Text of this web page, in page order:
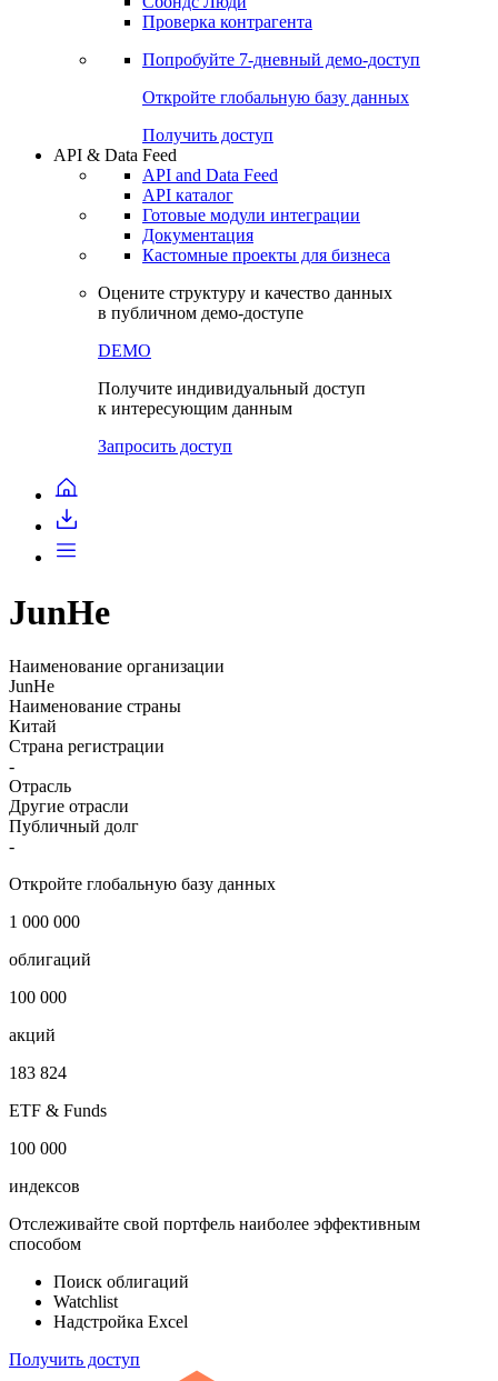
Проверка контрагента
Попробуйте 7-дневный демо-доступ
Откройте глобальную базу данных
Получить доступ
API & Data Feed
API and Data Feed
API каталог
Готовые модули интеграции
Документация
Кастомные проекты для бизнеса
Оцените структуру и качество данных
в публичном демо-доступе
DEMO
Получите индивидуальный доступ
к интересующим данным
Запросить доступ
JunHe
Наименование организации
JunHe
Наименование страны
Китай
Страна регистрации
-
Отрасль
Другие отрасли
Публичный долг
-
Откройте глобальную базу данных
1 000 000
облигаций
100 000
акций
183 824
ETF & Funds
100 000
индексов
Отслеживайте свой портфель наиболее эффективным
способом
Поиск облигаций
Watchlist
Надстройка Excel
Получить доступ